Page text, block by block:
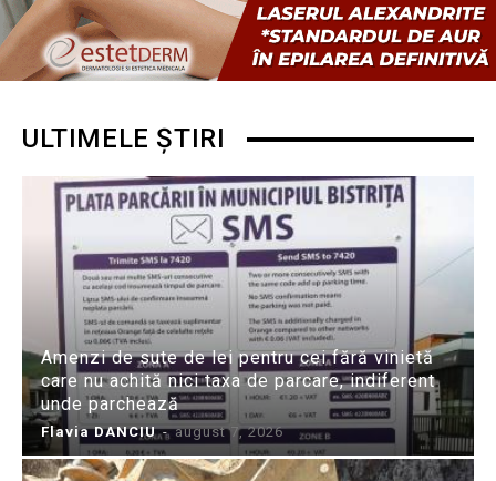
ULTIMELE ȘTIRI
Amenzi de sute de lei pentru cei fără vinietă
care nu achită nici taxa de parcare, indiferent
unde parchează
Flavia DANCIU - august 7, 2026